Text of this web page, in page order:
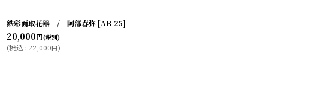
鉄彩面取花器 / 阿部春弥 [AB-25]
20,000円(税別)
(税込: 22,000円)